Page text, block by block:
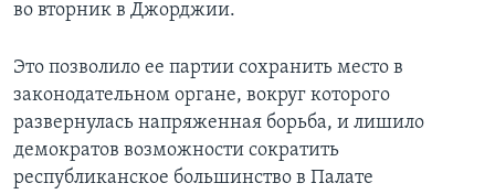
во вторник в Джорджии.
Это позволило ее партии сохранить место в
законодательном органе, вокруг которого
развернулась напряженная борьба, и лишило
демократов возможности сократить
республиканское большинство в Палате